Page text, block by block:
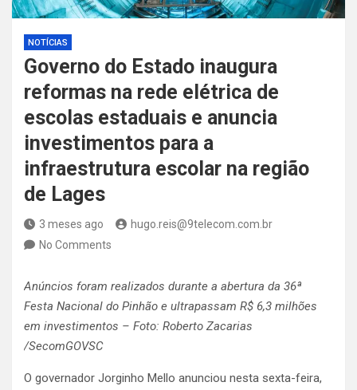
NOTÍCIAS
Governo do Estado inaugura
reformas na rede elétrica de
escolas estaduais e anuncia
investimentos para a
infraestrutura escolar na região
de Lages
3 meses ago
hugo.reis@9telecom.com.br
No Comments
Anúncios foram realizados durante a abertura da 36ª
Festa Nacional do Pinhão e ultrapassam R$ 6,3 milhões
em investimentos – Foto: Roberto Zacarias
/SecomGOVSC
O governador Jorginho Mello anunciou nesta sexta-feira,